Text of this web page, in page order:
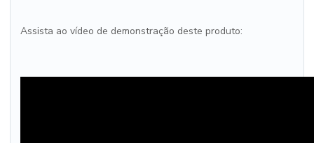
Assista ao vídeo de demonstração deste produto: